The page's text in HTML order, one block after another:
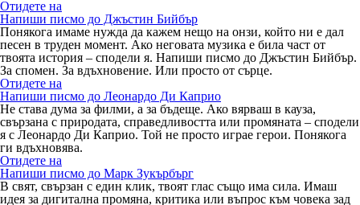
Отидете на
Напиши писмо до Джъстин Бийбър
Понякога имаме нужда да кажем нещо на онзи, който ни е дал
песен в труден момент. Ако неговата музика е била част от
твоята история – сподели я. Напиши писмо до Джъстин Бийбър.
За спомен. За вдъхновение. Или просто от сърце.
Отидете на
Напиши писмо до Леонардо Ди Каприо
Не става дума за филми, а за бъдеще. Ако вярваш в кауза,
свързана с природата, справедливостта или промяната – сподели
я с Леонардо Ди Каприо. Той не просто играе герои. Понякога
ги вдъхновява.
Отидете на
Напиши писмо до Марк Зукърбърг
В свят, свързан с един клик, твоят глас също има сила. Имаш
идея за дигитална промяна, критика или въпрос към човека зад